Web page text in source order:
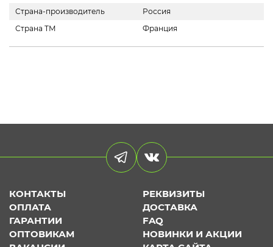
Страна-производитель
Россия
Страна ТМ
Франция
КОНТАКТЫ
РЕКВИЗИТЫ
ОПЛАТА
ДОСТАВКА
ГАРАНТИИ
FAQ
ОПТОВИКАМ
НОВИНКИ И АКЦИИ